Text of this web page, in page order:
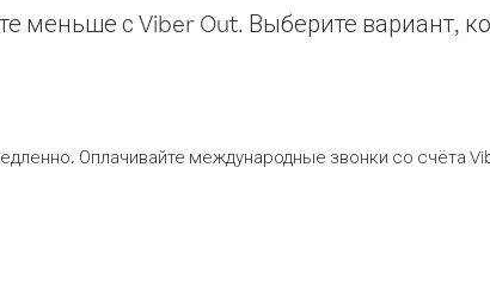
меньше с Viber Out. Выберите вариант,
Оплачивайте международные звонки со счёта